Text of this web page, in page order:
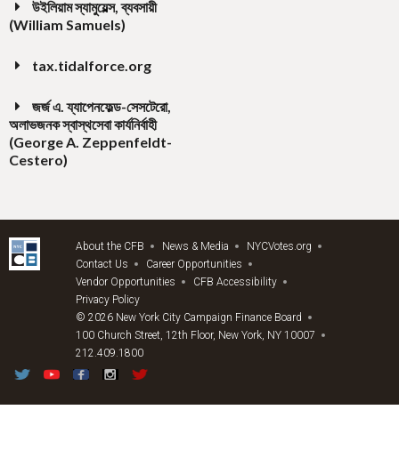
উইলিয়াম স্যামুয়েল্স, ব্যবসায়ী
(William Samuels)
tax.tidalforce.org
জর্জ এ. য্যাপেনফেল্ড-সেসটেরো,
অলাভজনক স্বাস্থসেবা কার্যনির্বাহী
(George A. Zeppenfeldt-
Cestero)
About the CFB News & Media
NYCVotes.org
Contact Us
Career Opportunities
Vendor Opportunities
CFB Accessibility
Privacy Policy
© 2026 New York City Campaign Finance Board
100 Church Street, 12th Floor, New York, NY 10007
212.409.1800